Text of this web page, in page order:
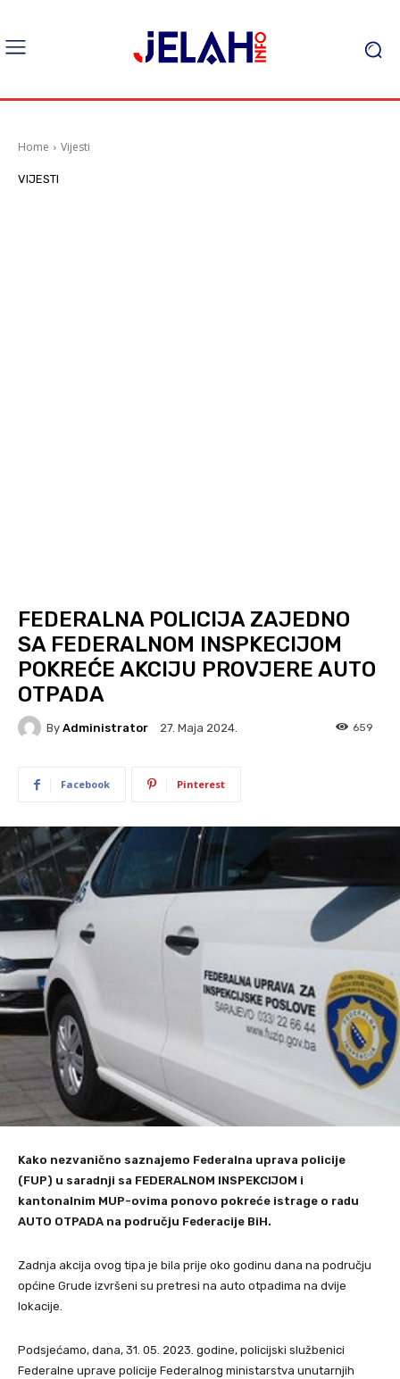
Home Vijesti
VIJESTI
FEDERALNA POLICIJA ZAJEDNO
SA FEDERALNOM INSPKECIJOM
POKREĆE AKCIJU PROVJERE AUTO
OTPADA
By Administrator 27. Maja 2024. 659
Facebook Pinterest
Kako nezvanično saznajemo Federalna uprava policije
(FUP) u saradnji sa FEDERALNOM INSPEKCIJOM i
kantonalnim MUP-ovima ponovo pokreće istrage o radu
AUTO OTPADA na području Federacije BiH.
Zadnja akcija ovog tipa je bila prije oko godinu dana na području
općine Grude izvršeni su pretresi na auto otpadima na dvije
lokacije.
Podsjećamo, dana, 31. 05. 2023. godine, policijski službenici
Federalne uprave policije Federalnog ministarstva unutarnjih